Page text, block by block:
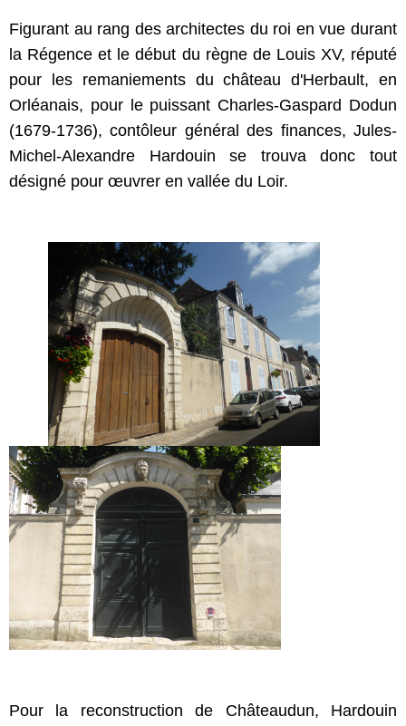
Figurant au rang des architectes du roi en vue durant
la Régence et le début du règne de Louis XV, réputé
pour les remaniements du château d'Herbault, en
Orléanais, pour le puissant Charles-Gaspard Dodun
(1679-1736), contôleur général des finances, Jules-
Michel-Alexandre Hardouin se trouva donc tout
désigné pour œuvrer en vallée du Loir.
Pour la reconstruction de Châteaudun, Hardouin